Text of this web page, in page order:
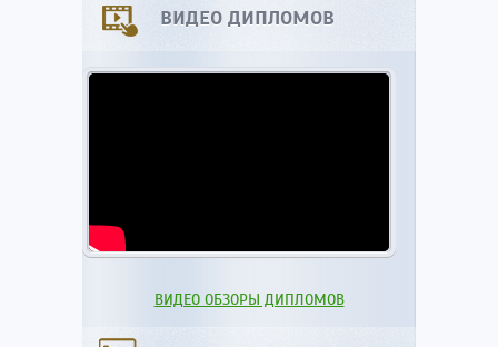
ВИДЕО ДИПЛОМОВ
ВИДЕО ОБЗОРЫ ДИПЛОМОВ